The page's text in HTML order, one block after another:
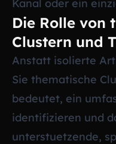
Kanal oder ein
Die Rolle von
Clustern und
Anstatt isolierte
Sie thematische
bedeutet, ein
identifizieren und
unterstuetzende,